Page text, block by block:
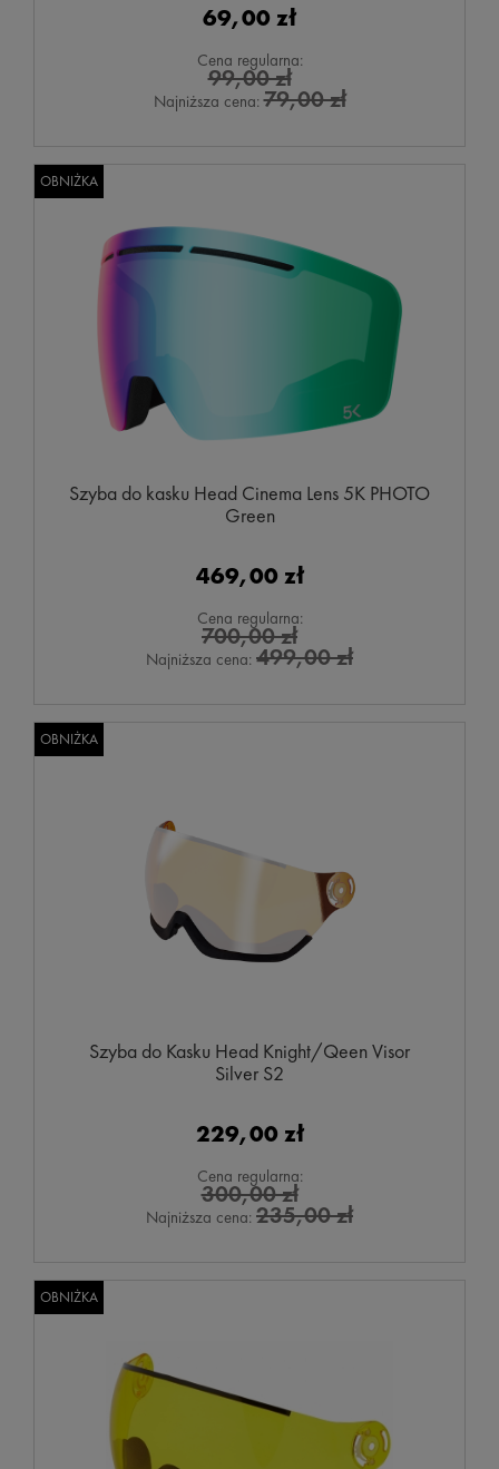
69,00 zł
Cena regularna:
99,00 zł
Najniższa cena:79,00 zł
Szyba do kasku Head Cinema Lens 5K PHOTO
Green
469,00 zł
Cena regularna:
700,00 zł
Najniższa cena: 499,00 zł
OBNIŻKA
Szyba do Kasku Head Knight/Qeen Visor
Silver S2
229,00 zł
Cena regularna:
300,00 zł
Najniższa cena: 235,00 zł
OBNIŻKA
OBNIŻKA